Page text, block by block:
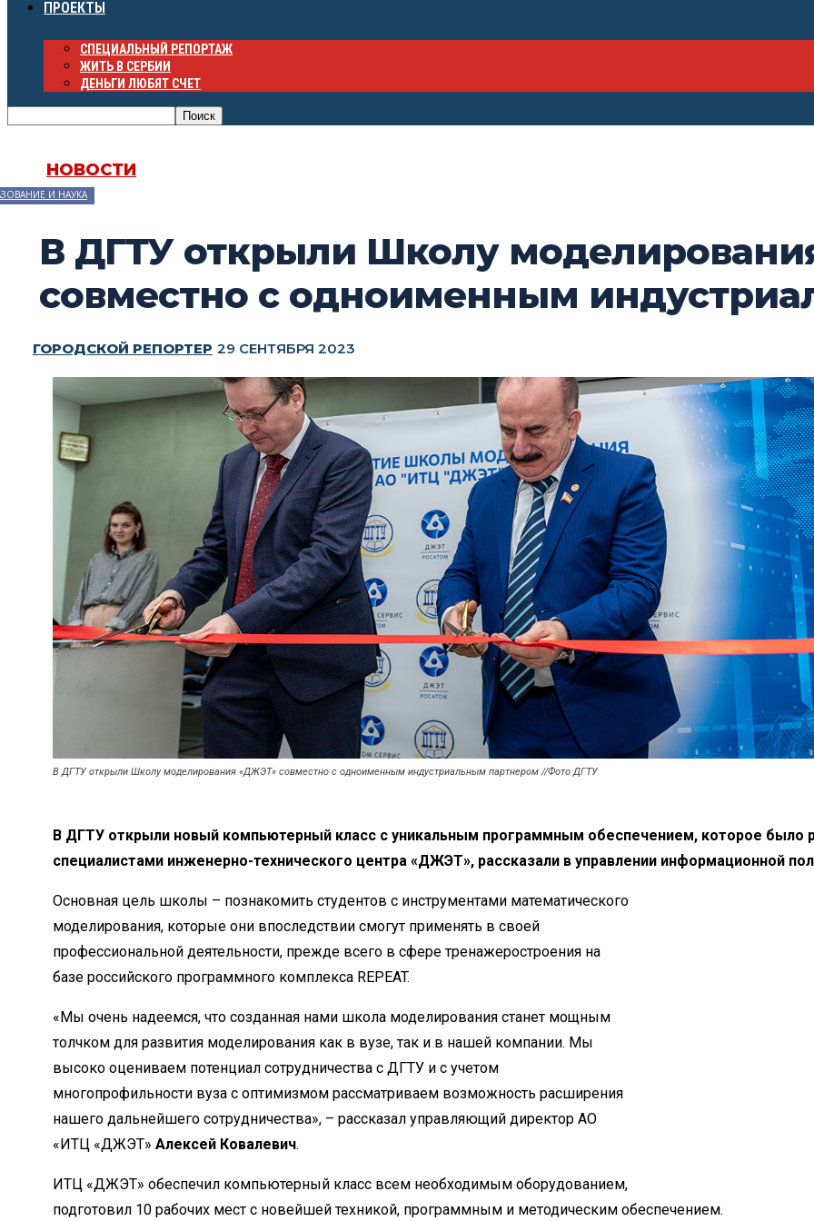
ПРОЕКТЫ
СПЕЦИАЛЬНЫЙ РЕПОРТАЖ
ЖИТЬ В СЕРБИИ
ДЕНЬГИ ЛЮБЯТ СЧЕТ
НОВОСТИ
И НАУКА
В ДГТУ открыли Школу
совместно с одноименным
ГОРОДСКОЙ РЕПОРТЕР 29 СЕНТЯБРЯ 2023
В ДГТУ открыли Школу моделирования «ДЖЭТ» совместно с одноименным индустриальным партнером //Фото ДГТУ
В ДГТУ открыли новый компьютерный класс с уникальным программным обеспечением, которое было
специалистами инженерно-технического центра «ДЖЭТ», рассказали в управлении информационной
Основная цель школы – познакомить студентов с инструментами математического
моделирования, которые они впоследствии смогут применять в своей
профессиональной деятельности, прежде всего в сфере тренажеростроения на
базе российского программного комплекса REPEAT.
«Мы очень надеемся, что созданная нами школа моделирования станет мощным
толчком для развития моделирования как в вузе, так и в нашей компании. Мы
высоко оцениваем потенциал сотрудничества с ДГТУ и с учетом
многопрофильности вуза с оптимизмом рассматриваем возможность расширения
нашего дальнейшего сотрудничества», – рассказал управляющий директор АО
«ИТЦ «ДЖЭТ» Алексей Ковалевич.
ИТЦ «ДЖЭТ» обеспечил компьютерный класс всем необходимым оборудованием,
подготовил 10 рабочих мест с новейшей техникой, программным и методическим обеспечением.